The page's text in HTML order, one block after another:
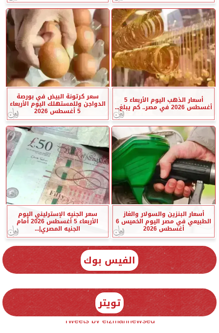
أسعار الذهب اليوم الأربعاء 5
أغسطس 2026 في مصر.. كم يبلغ...
سعر كرتونة البيض في بورصة
الدواجن وللمستهلك اليوم الأربعاء
5 أغسطس 2026
أسعار البنزين والسولار والغاز
الطبيعي في مصر اليوم الخميس 6
أغسطس 2026
سعر الجنيه الإسترليني اليوم
الأربعاء 5 أغسطس 2026 أمام
الجنيه المصري|...
الفيس بوك
تويتر
Tweets by elzmannewseg